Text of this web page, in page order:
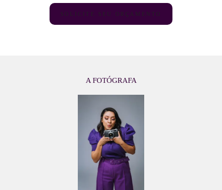
SOLICITE SEU ORÇAMENTO
A FOTÓGRAFA